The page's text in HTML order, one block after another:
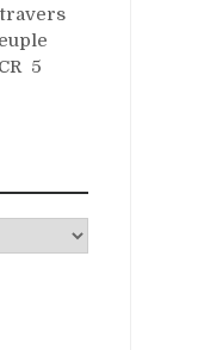
5